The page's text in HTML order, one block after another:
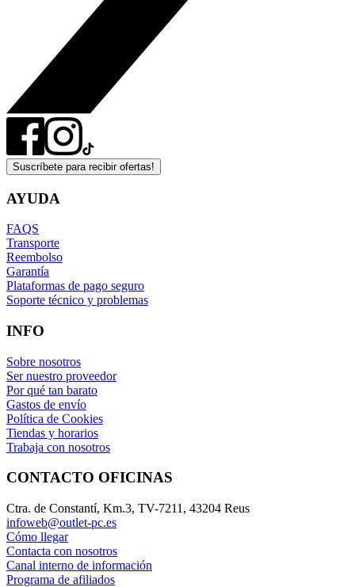
Suscríbete para recibir ofertas!
AYUDA
FAQS
Transporte
Reembolso
Garantía
Plataformas de pago seguro
Soporte técnico y problemas
INFO
Sobre nosotros
Ser nuestro proveedor
Por qué tan barato
Gastos de envío
Política de Cookies
Tiendas y horarios
Trabaja con nosotros
CONTACTO OFICINAS
Ctra. de Constantí, Km.3, TV-7211, 43204 Reus
infoweb@outlet-pc.es
Cómo llegar
Contacta con nosotros
Canal interno de información
Programa de afiliados